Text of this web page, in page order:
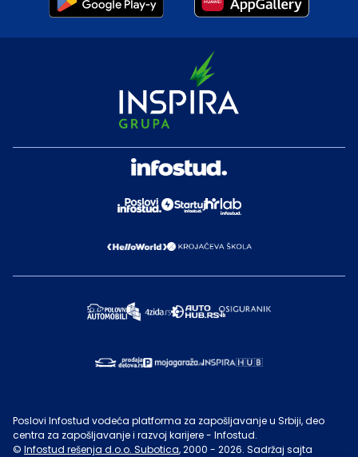
Poslovi Infostud vodeća platforma za zapošljavanje u Srbiji, deo
centra za zapošljavanje i razvoj karijere - Infostud.
© Infostud rešenja d.o.o. Subotica, 2000 - 2026. Sadržaj sajta